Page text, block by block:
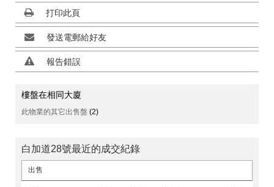
打印此頁
發送電郵給好友
報告錯誤
樓盤在相同大廈
此物業的其它出售盤 (2)
白加道28號最近的成交紀錄
出售